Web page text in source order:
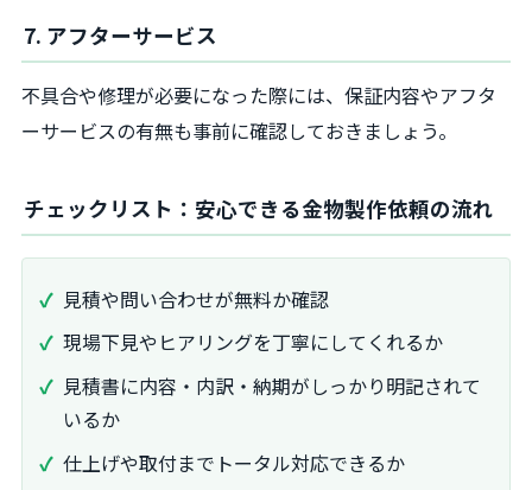
7. アフターサービス
不具合や修理が必要になった際には、保証内容やアフタ
ーサービスの有無も事前に確認しておきましょう。
チェックリスト：安心できる金物製作依頼の流れ
見積や問い合わせが無料か確認
現場下見やヒアリングを丁寧にしてくれるか
見積書に内容・内訳・納期がしっかり明記されて
いるか
仕上げや取付までトータル対応できるか